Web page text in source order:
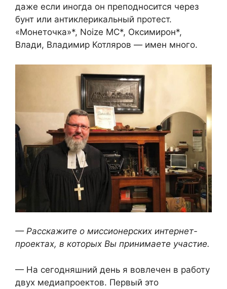
даже если иногда он преподносится через
бунт или антиклерикальный протест.
«Монеточка»*, Noize MC*, Оксимирон*,
Влади, Владимир Котляров — имен много.
— Расскажите о миссионерских интернет-
проектах, в которых Вы принимаете участие.
— На сегодняшний день я вовлечен в работу
двух медиапроектов. Первый это